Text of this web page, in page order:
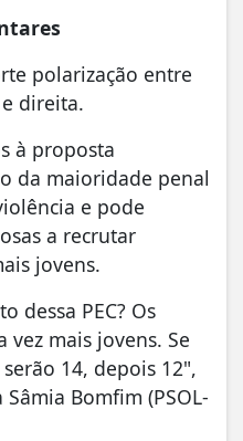
polarização entre
direita.
à proposta
da maioridade penal
e pode
a recrutar
jovens.
dessa PEC? Os
vez mais jovens. Se
14, depois 12",
Bomfim (PSOL-